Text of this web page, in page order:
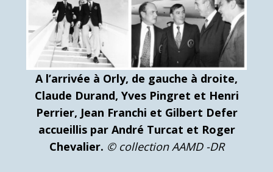
A l’arrivée à Orly, de gauche à droite,
Claude Durand, Yves Pingret et Henri
Perrier, Jean Franchi et Gilbert Defer
accueillis par André Turcat et Roger
Chevalier. © collection AAMD -DR